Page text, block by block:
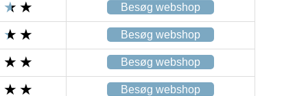
Besøg webshop
Besøg webshop
Besøg webshop
Besøg webshop